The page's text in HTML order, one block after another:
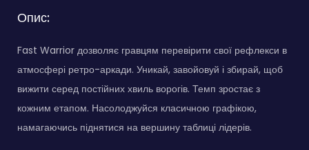
Опис:
Fast Warrior дозволяє гравцям перевірити свої рефлекси в
атмосфері ретро-аркади. Уникай, завойовуй і збирай, щоб
вижити серед постійних хвиль ворогів. Темп зростає з
кожним етапом. Насолоджуйся класичною графікою,
намагаючись піднятися на вершину таблиці лідерів.